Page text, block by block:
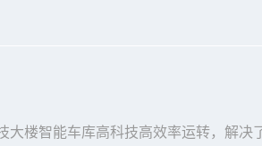
楼智能车库高科技高效率运转，解决